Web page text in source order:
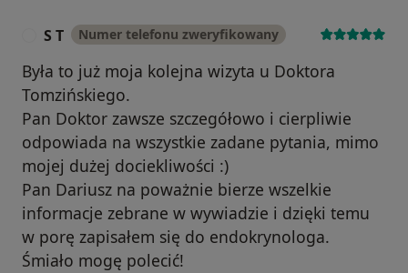
S T Numer telefonu zweryfikowany
Była to już moja kolejna wizyta u Doktora
Tomzińskiego.
Pan Doktor zawsze szczegółowo i cierpliwie
odpowiada na wszystkie zadane pytania, mimo
mojej dużej dociekliwości :)
Pan Dariusz na poważnie bierze wszelkie
informacje zebrane w wywiadzie i dzięki temu
w porę zapisałem się do endokrynologa.
Śmiało mogę polecić!